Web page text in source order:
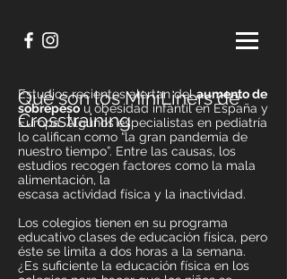
Qué son los MiniLiners de
Crosstraining
Estudios recientes alertan delaumento de
sobrepesou obesidad infantil en España y
Europa. Algunos especialistas en pediatría
lo califican como “la gran pandemia de
nuestro tiempo”. Entre las causas, los
estudios recogen factores como la mala
alimentación, la
escasa actividad física y la inactividad.
Los colegios tienen en su programa
educativo clases de educación física, pero
éste se limita a dos horas a la semana.
¿Es suficiente la educación física en los